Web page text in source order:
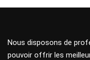
Nous disposons de
pouvoir offrir les